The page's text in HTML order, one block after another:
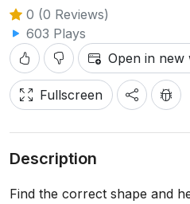
0 (0 Reviews)
603 Plays
Open in new
Fullscreen
Description
Find the correct shape and